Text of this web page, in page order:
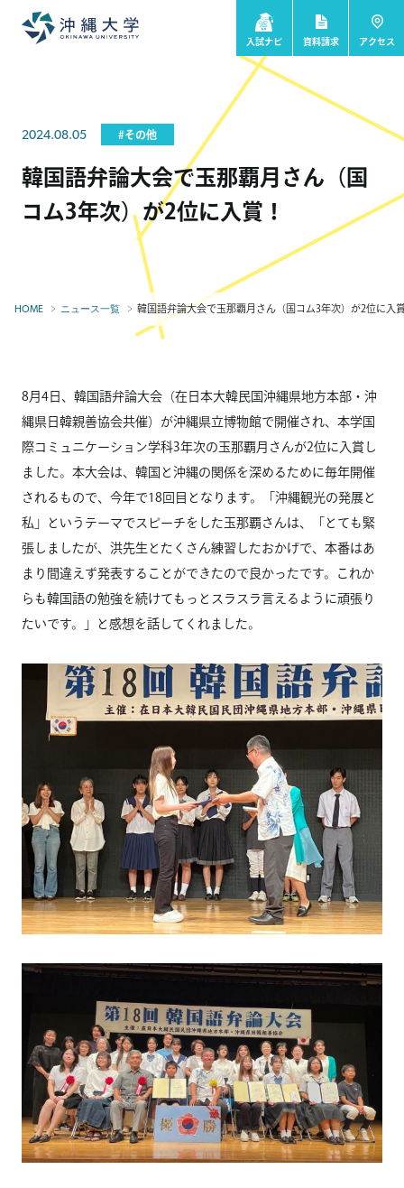
入試ナビ 資料請求 アクセス
2024.08.05 #その他
韓国語弁論大会で玉那覇月さん（国
コム3年次）が2位に入賞！
HOME ニュース一覧 韓国語弁論大会で玉那覇月さん（国コム3年次）が2位に入
8月4日、韓国語弁論大会（在日本大韓民国沖縄県地方本部・沖
縄県日韓親善協会共催）が沖縄県立博物館で開催され、本学国
際コミュニケーション学科3年次の玉那覇月さんが2位に入賞し
ました。本大会は、韓国と沖縄の関係を深めるために毎年開催
されるもので、今年で18回目となります。「沖縄観光の発展と
私」というテーマでスピーチをした玉那覇さんは、「とても緊
張しましたが、洪先生とたくさん練習したおかげで、本番はあ
まり間違えず発表することができたので良かったです。これか
らも韓国語の勉強を続けてもっとスラスラ言えるように頑張り
たいです。」と感想を話してくれました。